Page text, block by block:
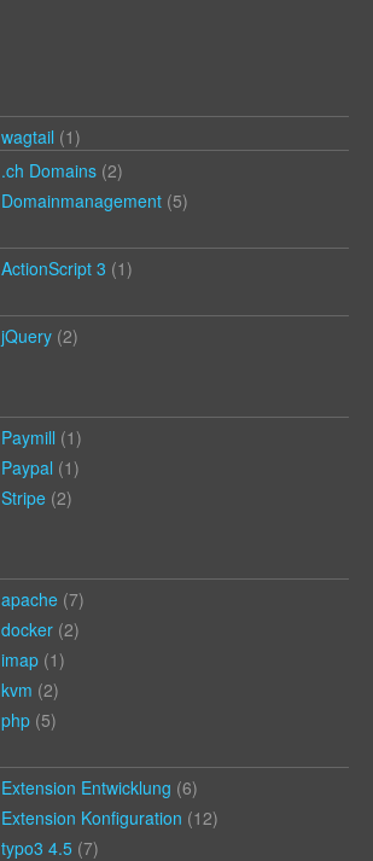
wagtail (1)
.ch Domains (2)
Domainmanagement (5)
ActionScript 3 (1)
jQuery (2)
Paymill (1)
Paypal (1)
Stripe (2)
apache (7)
docker (2)
imap (1)
kvm (2)
php (5)
Extension Entwicklung (6)
Extension Konfiguration (12)
typo3 4.5 (7)